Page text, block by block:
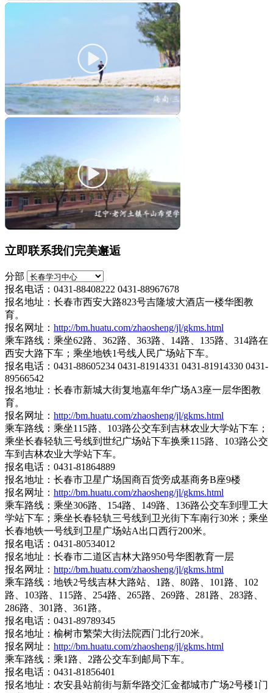
立即联系我们完美邂逅
分部
报名电话：0431-88408222 0431-88967678
报名地址：长春市西安大路823号吉隆坡大酒店一楼华图教
育。
报名网址： http://bm.huatu.com/zhaosheng/jl/gkms.html
乘车路线：乘坐62路、362路、363路、14路、135路、314路在
西安大路下车；乘坐地铁1号线人民广场站下车。
报名电话：0431-88605234 0431-81914331 0431-81914330 0431-
89566542
报名地址：长春市新城大街复地嘉年华广场A3座一层华图教
育。
报名网址： http://bm.huatu.com/zhaosheng/jl/gkms.html
乘车路线：乘坐115路、103路公交车到吉林农业大学站下车；
乘坐长春轻轨三号线到世纪广场站下车换乘115路、103路公交
车到吉林农业大学站下车。
报名电话：0431-81864889
报名地址：长春市卫星广场国商百货旁成基商务B座9楼
报名网址： http://bm.huatu.com/zhaosheng/jl/gkms.html
乘车路线：乘坐306路、154路、149路、136路公交车到理工大
学站下车；乘坐长春轻轨三号线到卫光街下车南行30米；乘坐
长春地铁一号线到卫星广场站A出口西行200米。
报名电话：0431-80534012
报名地址：长春市二道区吉林大路950号华图教育一层
报名网址： http://bm.huatu.com/zhaosheng/jl/gkms.html
乘车路线：地铁2号线吉林大路站、1路、80路、101路、102
路、103路、115路、254路、265路、269路、281路、283路、
286路、301路、361路。
报名电话：0431-89789345
报名地址：榆树市繁荣大街法院西门北行20米。
报名网址： http://bm.huatu.com/zhaosheng/jl/gkms.html
乘车路线：乘1路、2路公交车到邮局下车。
报名电话：0431-81856401
报名地址：农安县站前街与新华路交汇金都城市广场2号楼1门